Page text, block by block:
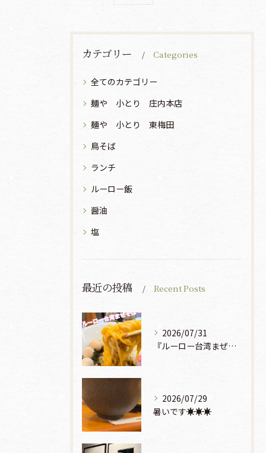
カテゴリー Categories
全てのカテゴリー
麺や 小とり 庄内本店
麺や 小とり 東梅田
鳥そば
ランチ
ルーロー飯
醤油
塩
最近の投稿 Recent Posts
2026/07/31
『ルーロー台湾まぜそば』930円🍜🫧
2026/07/29
暑いです☀️☀️☀️